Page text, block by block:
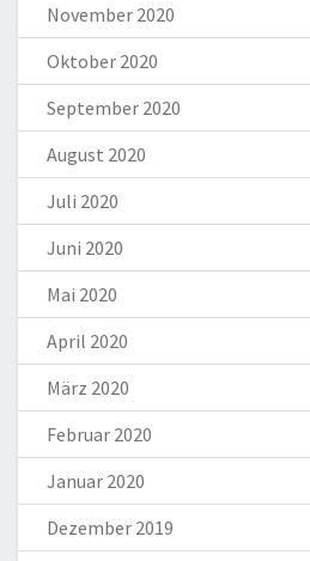
November 2020
Oktober 2020
September 2020
August 2020
Juli 2020
Juni 2020
Mai 2020
April 2020
März 2020
Februar 2020
Januar 2020
Dezember 2019